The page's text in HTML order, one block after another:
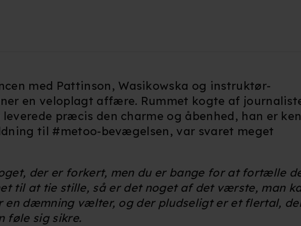
med Pattinson, Wasikowska og instruktør-
en veloplagt affære. Rummet kogte af
præcis den charme og åbenhed, han er
til #metoo-bevægelsen, var svaret meget
der er forkert, men du er bange for at fortælle
til at tie stille, så er det noget af det værste, man
en dæmning vælter, og der pludseligt er et flertal,
føle sig sikre.